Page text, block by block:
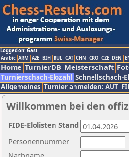
Logged on: Gast
Arabic ARM AZE BIH BUL CAT CHN CRO CZE DEN
Home TurnierDB Meisterschaft
Turnierschach-Elozahl Schnellschach-
Allgemeines Turnier anmelden: AUT
Willkommen bei den
Nachname
Personennummer
FIDE-Elolisten Stand